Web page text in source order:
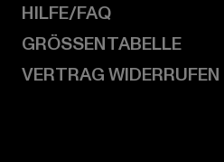
HILFE/FAQ
GRÖSSENTABELLE
VERTRAG WIDERRUFEN